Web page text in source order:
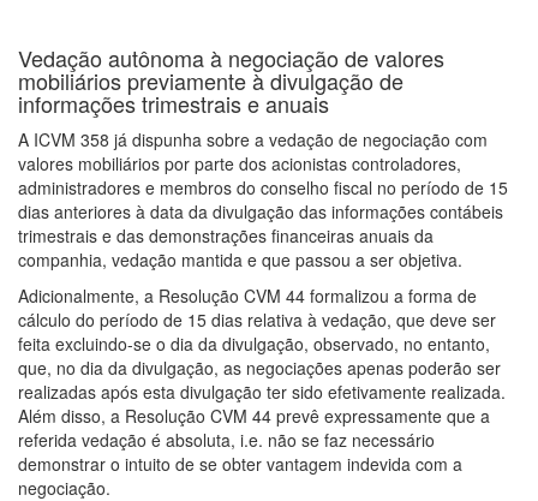
Vedação autônoma à negociação de valores
mobiliários previamente à divulgação de
informações trimestrais e anuais
A ICVM 358 já dispunha sobre a vedação de negociação com
valores mobiliários por parte dos acionistas controladores,
administradores e membros do conselho fiscal no período de 15
dias anteriores à data da divulgação das informações contábeis
trimestrais e das demonstrações financeiras anuais da
companhia, vedação mantida e que passou a ser objetiva.
Adicionalmente, a Resolução CVM 44 formalizou a forma de
cálculo do período de 15 dias relativa à vedação, que deve ser
feita excluindo-se o dia da divulgação, observado, no entanto,
que, no dia da divulgação, as negociações apenas poderão ser
realizadas após esta divulgação ter sido efetivamente realizada.
Além disso, a Resolução CVM 44 prevê expressamente que a
referida vedação é absoluta, i.e. não se faz necessário
demonstrar o intuito de se obter vantagem indevida com a
negociação.